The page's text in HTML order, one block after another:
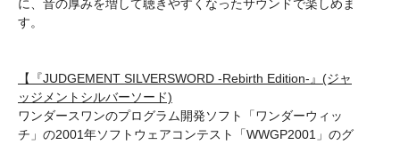
に、音の厚みを増して聴きやすくなったサウンドで楽しめま
す。
【『JUDGEMENT SILVERSWORD -Rebirth Edition-』(ジャ
ッジメントシルバーソード)
ワンダースワンのプログラム開発ソフト「ワンダーウィッ
チ」の2001年ソフトウェアコンテスト「WWGP2001」のグ